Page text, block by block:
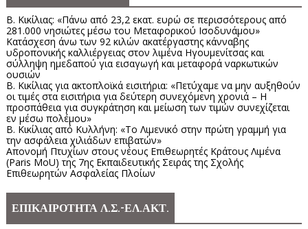
Β. Κικίλιας: «Πάνω από 23,2 εκατ. ευρώ σε περισσότερους από
281.000 νησιώτες μέσω του Μεταφορικού Ισοδυνάμου»
Κατάσχεση άνω των 92 κιλών ακατέργαστης κάνναβης
υδροπονικής καλλιέργειας στον λιμένα Ηγουμενίτσας και
σύλληψη ημεδαπού για εισαγωγή και μεταφορά ναρκωτικών
ουσιών
Β. Κικίλιας για ακτοπλοϊκά εισιτήρια: «Πετύχαμε να μην αυξηθούν
οι τιμές στα εισιτήρια για δεύτερη συνεχόμενη χρονιά – Η
προσπάθεια για συγκράτηση και μείωση των τιμών συνεχίζεται
εν μέσω πολέμου»
Β. Κικίλιας από Κυλλήνη: «Το Λιμενικό στην πρώτη γραμμή για
την ασφάλεια χιλιάδων επιβατών»
Απονομή Πτυχίων στους νέους Επιθεωρητές Κράτους Λιμένα
(Paris MoU) της 7ης Εκπαιδευτικής Σειράς της Σχολής
Επιθεωρητών Ασφαλείας Πλοίων
ΕΠΙΚΑΙΡΟΤΗΤΑ Λ.Σ.-ΕΛ.ΑΚΤ.